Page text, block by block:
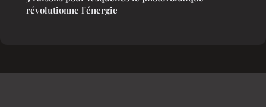
révolutionne l'énergie